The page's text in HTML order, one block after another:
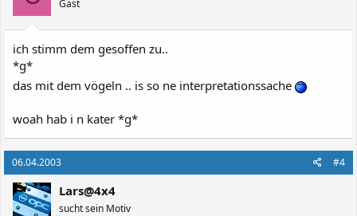
Gast
ich stimm dem gesoffen zu..
*g*
das mit dem vögeln .. is so ne interpretationssache
woah hab i n kater *g*
06.04.2003 #4
Lars@4x4
sucht sein Motiv